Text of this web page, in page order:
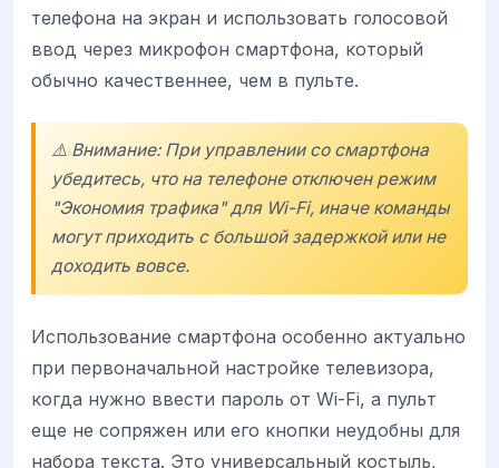
телефона на экран и использовать голосовой
ввод через микрофон смартфона, который
обычно качественнее, чем в пульте.
⚠️ Внимание: При управлении со смартфона
убедитесь, что на телефоне отключен режим
"Экономия трафика" для Wi-Fi, иначе команды
могут приходить с большой задержкой или не
доходить вовсе.
Использование смартфона особенно актуально
при первоначальной настройке телевизора,
когда нужно ввести пароль от Wi-Fi, а пульт
еще не сопряжен или его кнопки неудобны для
набора текста. Это универсальный костыль,